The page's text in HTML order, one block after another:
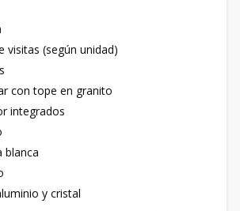
visitas (según unidad)
con tope en granito
integrados
blanca
y cristal